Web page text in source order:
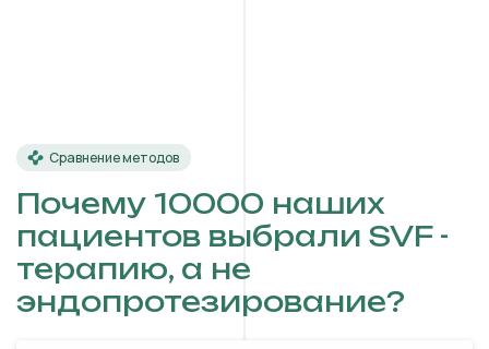
Сравнение методов
Почему 10000 наших
пациентов выбрали SVF -
терапию, а не
эндопротезирование?